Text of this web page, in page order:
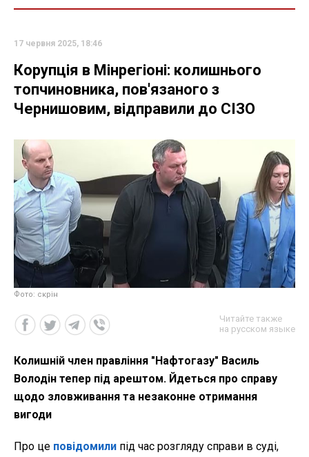
17 червня 2025, 18:46
Корупція в Мінрегіоні: колишнього
топчиновника, пов'язаного з
Чернишовим, відправили до СІЗО
Фото: скрін
Читайте также
на русском языке
Колишній член правління "Нафтогазу" Василь
Володін тепер під арештом. Йдеться про справу
щодо зловживання та незаконне отримання
вигоди
Про це повідомили під час розгляду справи в суді,